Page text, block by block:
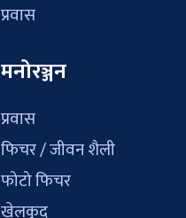
प्रवास
मनोरञ्जन
प्रवास
फिचर / जीवन शैली
फोटो फिचर
खेलकुद